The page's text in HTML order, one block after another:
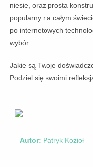
niesie, oraz prosta
popularny na całym
po internetowych
wybór.
Jakie są Twoje
Podziel się swoimi
Autor: Patryk Kozioł